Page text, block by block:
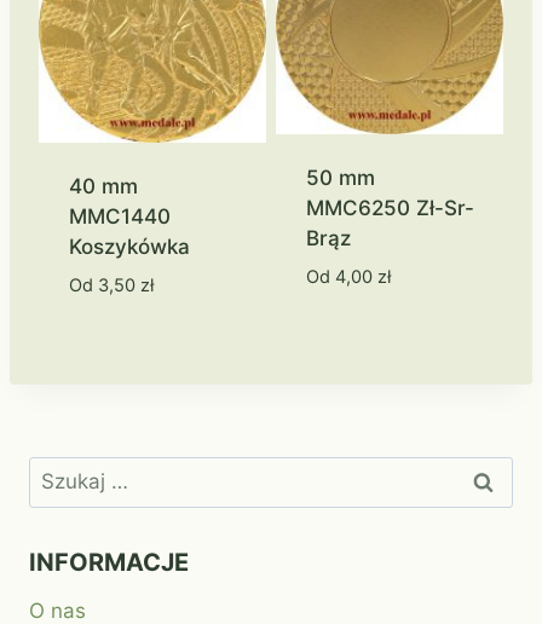
40 mm
MMC1440
Koszykówka
Od 3,50 zł
50 mm
MMC6250 Zł-Sr-
Brąz
Od 4,00 zł
Szukaj:
INFORMACJE
O nas